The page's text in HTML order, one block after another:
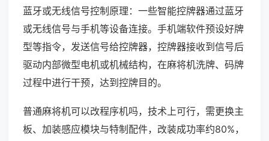
蓝牙或无线信号控制原理：一些智能控牌器通过蓝牙
或无线信号与手机等设备连接。手机端软件预设好牌
型等指令，发送信号给控牌器，控牌器接收到信号后
驱动内部微型电机或机械结构，在麻将机洗牌、码牌
过程中进行干预，达到控牌目的。
普通麻将机可以改程序机吗，技术上可行，需更换主
板、加装感应模块与特制配件，改装成功率约80%，